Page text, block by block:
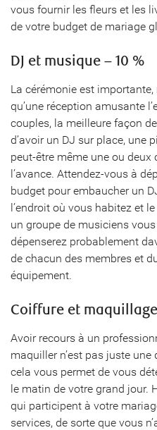
vous fournir les fleurs et les
de votre budget de mariage
DJ et musique – 10 %
La cérémonie est
qu’une réception amusante
couples, la meilleure façon
d’avoir un DJ sur place, une
peut-être même une ou deux
l’avance. Attendez-vous à
budget pour embaucher un
l’endroit où vous habitez et
un groupe de musiciens
dépenserez probablement
de chacun des membres et
équipement.
Coiffure et
Avoir recours à un
maquiller n’est pas juste
cela vous permet de vous
le matin de votre grand jour.
qui participent à votre
services, de sorte que vous